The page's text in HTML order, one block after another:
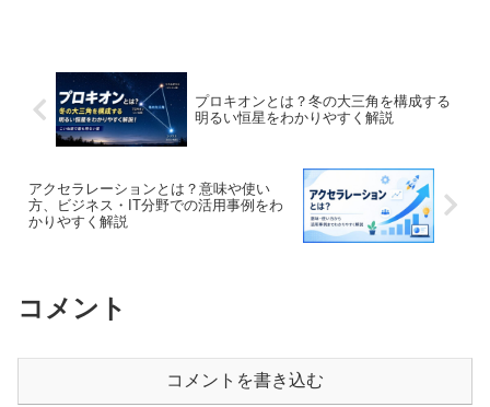
プロキオンとは？冬の大三角を構成する
明るい恒星をわかりやすく解説
アクセラレーションとは？意味や使い
方、ビジネス・IT分野での活用事例をわ
かりやすく解説
コメント
コメントを書き込む